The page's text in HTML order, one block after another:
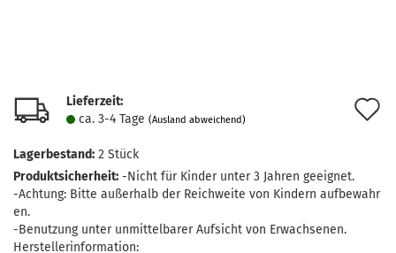
Lieferzeit:
ca. 3-4 Tage (Ausland abweichend)
Lagerbestand: 2 Stück
Produktsicherheit: -Nicht für Kinder unter 3 Jahren geeignet.
-Achtung: Bitte außerhalb der Reichweite von Kindern aufbewahr
en.
-Benutzung unter unmittelbarer Aufsicht von Erwachsenen.
Herstellerinformation: